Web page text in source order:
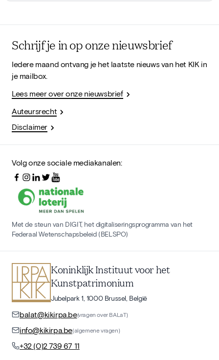
Schrijf je in op onze nieuwsbrief
Iedere maand ontvang je het laatste nieuws van het KIK in
je mailbox.
Lees meer over onze nieuwsbrief
Auteursrecht
Disclaimer
Volg onze sociale mediakanalen:
Met de steun van DIGIT, het digitaliseringsprogramma van het
Federaal Wetenschapsbeleid (BELSPO)
Koninklijk Instituut voor het
Kunstpatrimonium
Jubelpark 1, 1000 Brussel, België
balat@kikirpa.be(vragen over BALaT)
info@kikirpa.be(algemene vragen)
+32 (0)2 739 67 11